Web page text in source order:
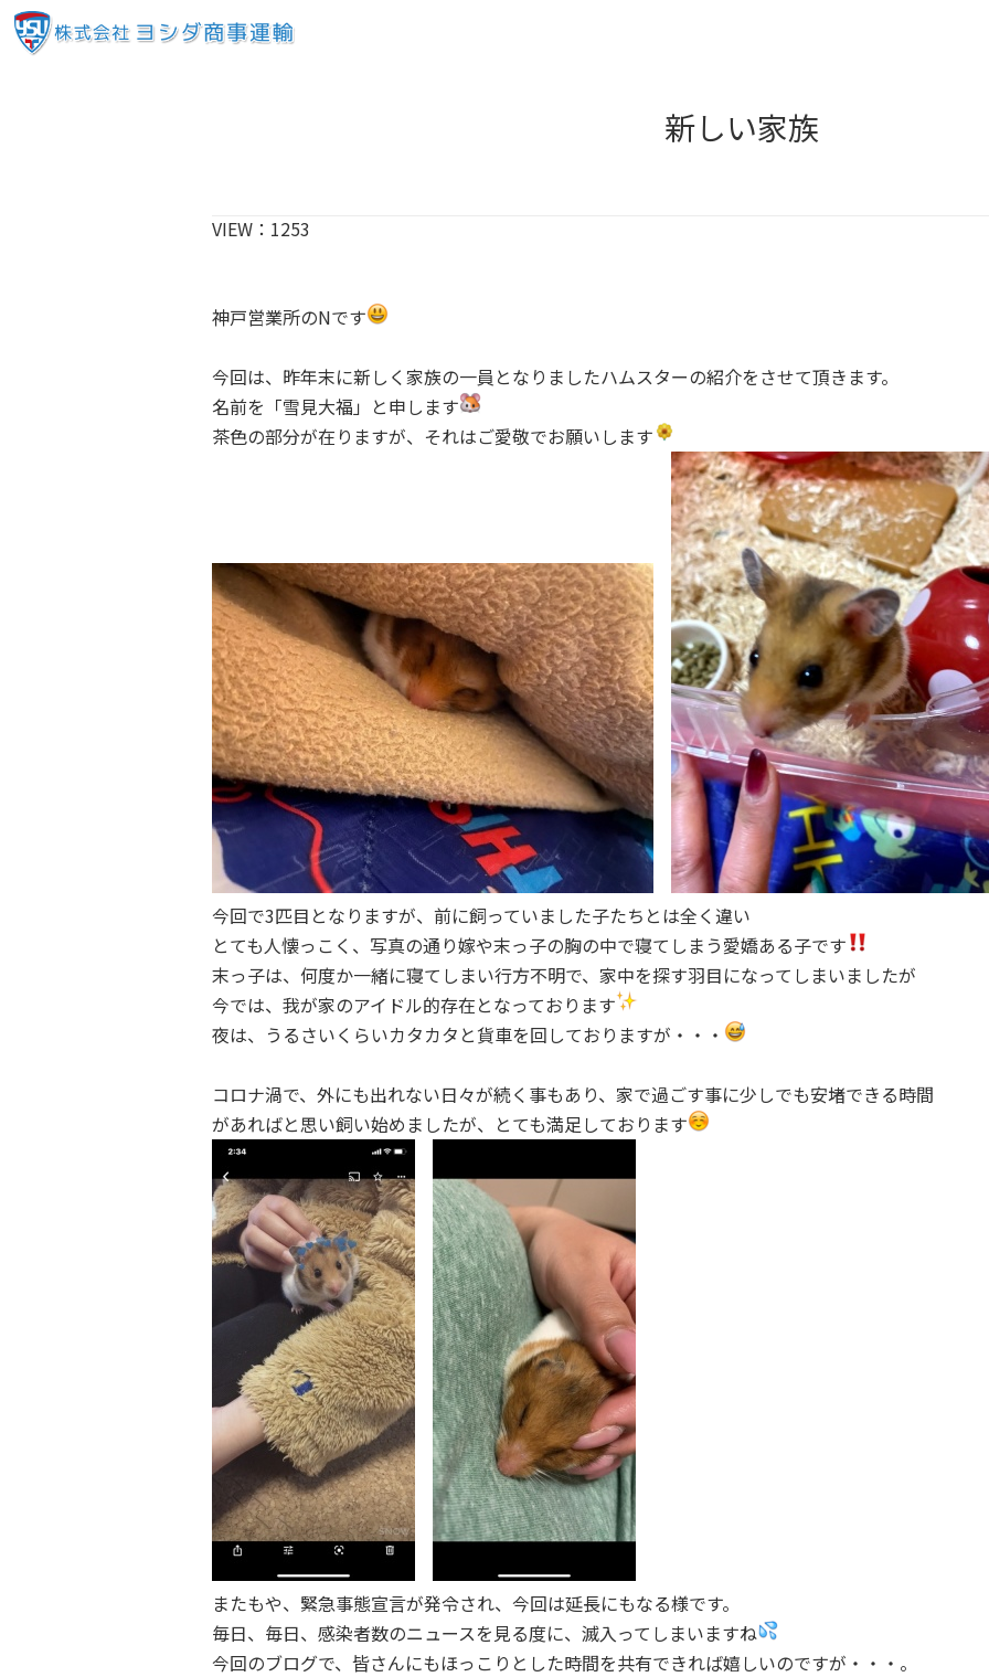
新しい家族
VIEW： 1253
神戸営業所のNです
今回は、昨年末に新しく家族の一員となりましたハムスターの紹介をさせて頂きます。
名前を「雪見大福」と申します
茶色の部分が在りますが、それはご愛敬でお願いします
今回で3匹目となりますが、前に飼っていました子たちとは全く違い
とても人懐っこく、写真の通り嫁や末っ子の胸の中で寝てしまう愛嬌ある子です
末っ子は、何度か一緒に寝てしまい行方不明で、家中を探す羽目になってしまいましたが
今では、我が家のアイドル的存在となっております
夜は、うるさいくらいカタカタと貨車を回しておりますが・・・
コロナ渦で、外にも出れない日々が続く事もあり、家で過ごす事に少しでも安堵できる時間
があればと思い飼い始めましたが、とても満足しております
またもや、緊急事態宣言が発令され、今回は延長にもなる様です。
毎日、毎日、感染者数のニュースを見る度に、滅入ってしまいますね
今回のブログで、皆さんにもほっこりとした時間を共有できれば嬉しいのですが・・・。